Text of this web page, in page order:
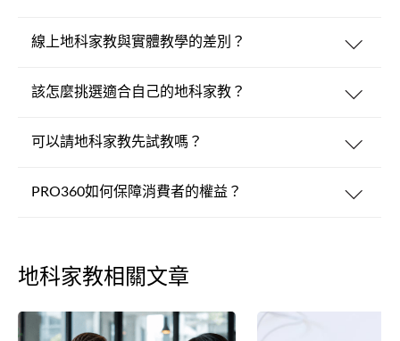
線上地科家教與實體教學的差別？
該怎麼挑選適合自己的地科家教？
可以請地科家教先試教嗎？
PRO360如何保障消費者的權益？
地科家教相關文章